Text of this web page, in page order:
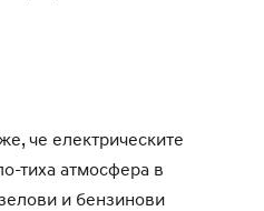
че електрическите
тиха атмосфера в
и бензинови